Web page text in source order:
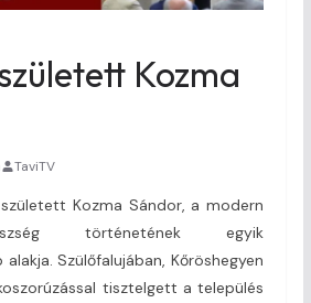
Kozma
TaviTV
Kozma Sándor, a modern
történetének egyik
Szülőfalujában, Kőröshegyen
tisztelgett a település